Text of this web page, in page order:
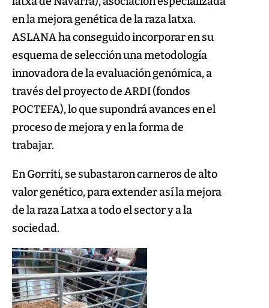
en la mejora genética de la raza latxa.
ASLANA ha conseguido incorporar en su
esquema de selección una metodología
innovadora de la evaluación genómica, a
través del proyecto de ARDI (fondos
POCTEFA), lo que supondrá avances en el
proceso de mejora y en la forma de
trabajar.
En Gorriti, se subastaron carneros de alto
valor genético, para extender así la mejora
de la raza Latxa a todo el sector y a la
sociedad.